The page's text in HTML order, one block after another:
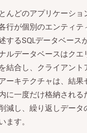
んどのアプリケーショ
行が個別のエンティテ
するSQLデータベース
ルデータベースはクエ
結合し、クライアント
ーキテクチャは、結果
に一度だけ格納される
減し、繰り返しデータ
ます。